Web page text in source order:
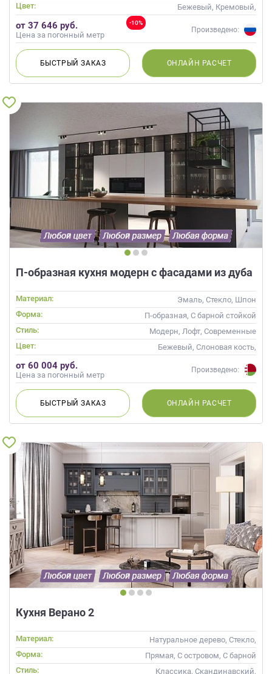
Цвет:
Бежевый, Кремовый,
Коричневый, Капучино
-10%
от 37 646 руб.
Цена за погонный метр
Произведено:
БЫСТРЫЙЗАКАЗ ОНЛАЙН РАСЧЕТ
П-образная кухня модерн с фасадами из дуба
Материал:
Эмаль, Стекло, Шпон
Форма:
П-образная, С барной стойкой
Стиль:
Модерн, Лофт, Современные
Цвет:
Бежевый, Слоновая кость,
Кремовый
от 60 004 руб.
Цена за погонный метр
Произведено:
БЫСТРЫЙЗАКАЗ ОНЛАЙН РАСЧЕТ
Кухня Верано 2
Материал:
Натуральное дерево, Стекло,
Массив
Форма:
Прямая, С островом, С барной
стойкой
Стиль: Классика, Скандинавский,